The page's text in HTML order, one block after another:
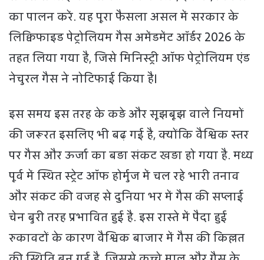
का पालन करें. यह पूरा फैसला असल में सरकार के
लिक्विफाइड पेट्रोलियम गैस अमेंडमेंट ऑर्डर 2026 के
तहत लिया गया है, जिसे मिनिस्ट्री ऑफ पेट्रोलियम एंड
नेचुरल गैस ने नोटिफाई किया है।
इस समय इस तरह के कड़े और सूझबूझ वाले नियमों
की जरूरत इसलिए भी बढ़ गई है, क्योंकि वैश्विक स्तर
पर गैस और ऊर्जा का बड़ा संकट खड़ा हो गया है. मध्य
पूर्व में स्थित स्ट्रेट ऑफ होर्मुज में चल रहे भारी तनाव
और संकट की वजह से दुनिया भर में गैस की सप्लाई
चेन बुरी तरह प्रभावित हुई है. इस रास्ते में पैदा हुई
रुकावटों के कारण वैश्विक बाजार में गैस की किल्लत